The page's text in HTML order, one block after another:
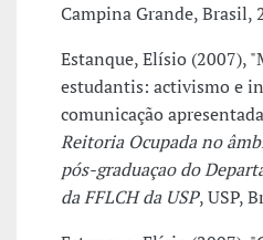
Campina Grande, Brasil,
Estanque, Elísio (2007),
estudantis: activismo e
comunicação
Reitoria Ocupada no
pós-graduaçao do
da FFLCH da USP, USP,